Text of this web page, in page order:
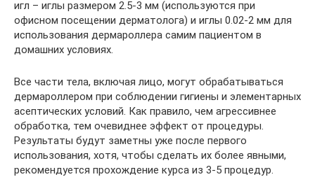
игл – иглы размером 2.5-3 мм (используются при
офисном посещении дерматолога) и иглы 0.02-2 мм для
использования дермароллера самим пациентом в
домашних условиях.
Все части тела, включая лицо, могут обрабатываться
дермароллером при соблюдении гигиены и элементарных
асептических условий. Как правило, чем агрессивнее
обработка, тем очевиднее эффект от процедуры.
Результаты будут заметны уже после первого
использования, хотя, чтобы сделать их более явными,
рекомендуется прохождение курса из 3-5 процедур.